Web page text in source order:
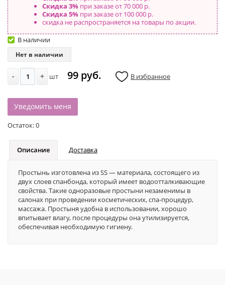
Скидка 3%при заказе от 70 000 р.
Скидка 5%при заказе от 100 000 р.
скидка не распространяется на товары по акции.
В наличии
Нет в наличии
- + шт 99 руб. В избранное
Уведомить меня
Остаток:0
Описание Доставка
Простынь изготовлена из SS — материала, состоящего из
двух слоев спанбонда, который имеет водоотталкивающие
свойства. Такие одноразовые простыни незаменимы в
салонах при проведении косметических, спа-процедур,
массажа. Простыня удобна в использовании, хорошо
впитывает влагу, после процедуры она утилизируется,
обеспечивая необходимую гигиену.